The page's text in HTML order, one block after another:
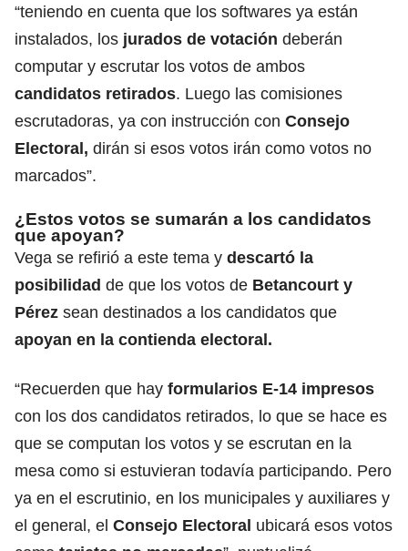
“teniendo en cuenta que los softwares ya están
instalados, los jurados de votación deberán
computar y escrutar los votos de ambos
candidatos retirados. Luego las comisiones
escrutadoras, ya con instrucción con Consejo
Electoral, dirán si esos votos irán como votos no
marcados”.
¿Estos votos se sumarán a los candidatos
que apoyan?
Vega se refirió a este tema y descartó la
posibilidad de que los votos de Betancourt y
Pérez sean destinados a los candidatos que
apoyan en la contienda electoral.
“Recuerden que hay formularios E-14 impresos
con los dos candidatos retirados, lo que se hace es
que se computan los votos y se escrutan en la
mesa como si estuvieran todavía participando. Pero
ya en el escrutinio, en los municipales y auxiliares y
el general, el Consejo Electoral ubicará esos votos